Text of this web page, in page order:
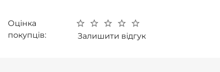
Оцінка
покупців:
Залишити відгук